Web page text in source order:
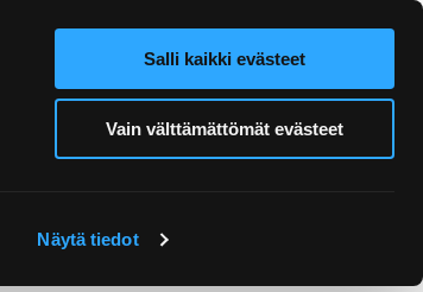
Näytä tiedot
Salli kaikki evästeet
Vain välttämättömät evästeet
Search from site